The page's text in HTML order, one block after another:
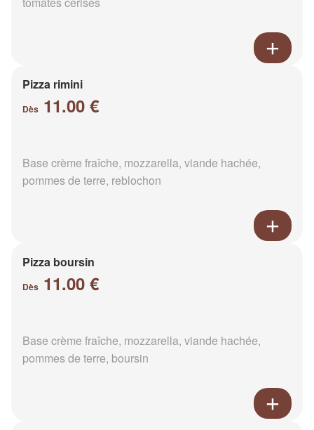
Pizza rimini
Dès 11.00 €
Base crème fraîche, mozzarella, viande hachée,
pommes de terre, reblochon
Pizza boursin
Dès 11.00 €
Base crème fraîche, mozzarella, viande hachée,
pommes de terre, boursin